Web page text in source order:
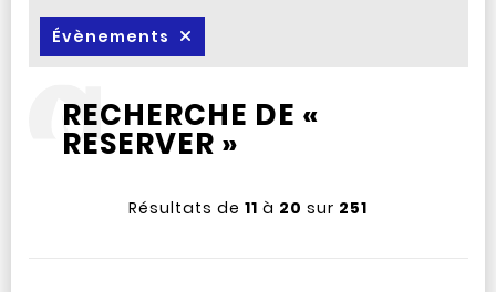
Évènements
RECHERCHE DE «
RESERVER »
Résultats de 11 à 20 sur 251